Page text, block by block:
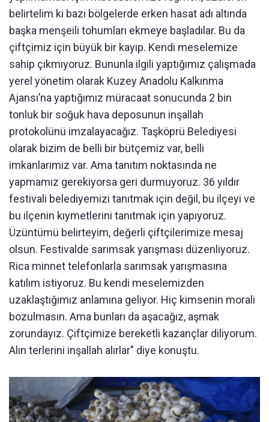
belirtelim ki bazı bölgelerde erken hasat adı altında
başka menşeili tohumları ekmeye başladılar. Bu da
çiftçimiz için büyük bir kayıp. Kendi meselemize
sahip çıkmıyoruz. Bununla ilgili yaptığımız çalışmada
yerel yönetim olarak Kuzey Anadolu Kalkınma
Ajansı’na yaptığımız müracaat sonucunda 2 bin
tonluk bir soğuk hava deposunun inşallah
protokolünü imzalayacağız. Taşköprü Belediyesi
olarak bizim de belli bir bütçemiz var, belli
imkanlarımız var. Ama tanıtım noktasında ne
yapmamız gerekiyorsa geri durmuyoruz. 36 yıldır
festivali belediyemizi tanıtmak için değil, bu ilçeyi ve
bu ilçenin kıymetlerini tanıtmak için yapıyoruz.
Üzüntümü belirteyim, değerli çiftçilerimize mesaj
olsun. Festivalde sarımsak yarışması düzenliyoruz.
Rica minnet telefonlarla sarımsak yarışmasına
katılım istiyoruz. Bu kendi meselemizden
uzaklaştığımız anlamına geliyor. Hiç kimsenin morali
bozulmasın. Ama bunları da aşacağız, aşmak
zorundayız. Çiftçimize bereketli kazançlar diliyorum.
Alın terlerini inşallah alırlar" diye konuştu.